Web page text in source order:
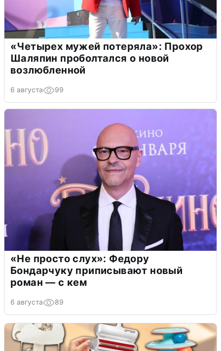
«Четырех мужей потеряла»: Прохор
Шаляпин проболтался о новой
возлюбленной
6 августа 99
«Не просто слух»: Федору
Бондарчуку приписывают новый
роман — с кем
6 августа 89